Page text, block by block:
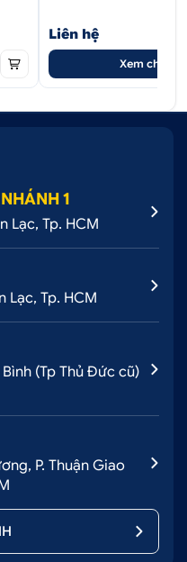
Liên hệ
Xem chi tiết
1
Lạc, Tp. HCM
Lạc, Tp. HCM
Bình (Tp Thủ Đức cũ)
P. Thuận Giao